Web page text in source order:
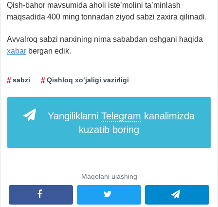
Qish-bahor mavsumida aholi iste’molini ta’minlash
maqsadida 400 ming tonnadan ziyod sabzi zaxira qilinadi.
Avvalroq sabzi narxining nima sababdan oshgani haqida
xabar bergan edik.
sabzi Qishloq xo‘jaligi vazirligi
Yangiliklarni Telegram kanalimizda
kuzatib boring
Maqolani ulashing